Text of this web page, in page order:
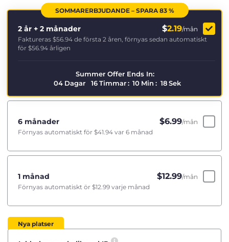
SOMMARERBJUDANDE – SPARA 83 %
2 år + 2 månader $2.19/mån
Faktureras $56.94 de första 2 åren, förnyas sedan automatiskt
för $56.94 årligen
Summer Offer Ends In:
04 Dagar 16 Timmar : 10 Min : 17 Sek
6 månader $6.99/mån
Förnyas automatiskt för $41.94 var 6 månad
1 månad $12.99/mån
Förnyas automatiskt ör $12.99 varje månad
Nya platser